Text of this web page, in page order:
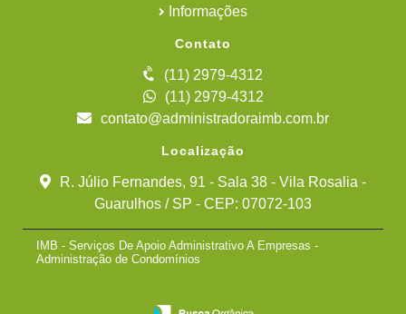
Informações
Contato
(11) 2979-4312
(11) 2979-4312
contato@administradoraimb.com.br
Localização
R. Júlio Fernandes, 91 - Sala 38 - Vila Rosalia -
Guarulhos / SP - CEP: 07072-103
IMB - Serviços De Apoio Administrativo A Empresas -
Administração de Condomínios